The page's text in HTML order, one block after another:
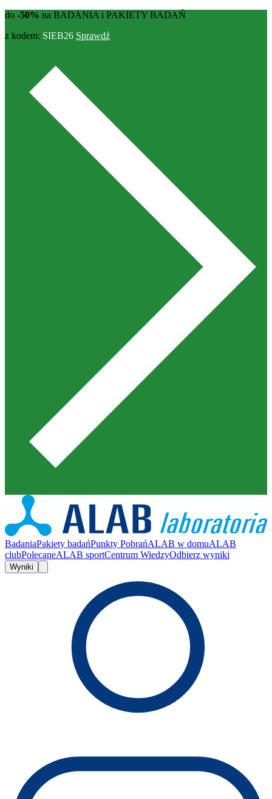
do -50% na BADANIA i PAKIETY BADAŃ
z kodem: SIEB26 Sprawdź
BadaniaPakiety badańPunkty PobrańALAB w domuALAB
clubPolecaneALAB sportCentrum WiedzyOdbierz wyniki
Wyniki